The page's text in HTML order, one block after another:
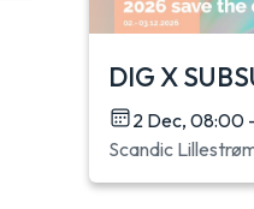
DIG X
2 Dec, 08:00
Scandic